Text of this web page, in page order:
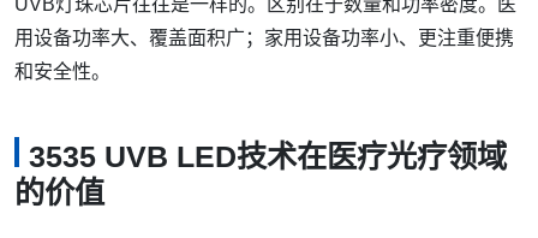
用设备功率大、覆盖面积广；家用设备功率小、更注重便携
和安全性。
3535 UVB LED技术在医疗光疗领域
的价值